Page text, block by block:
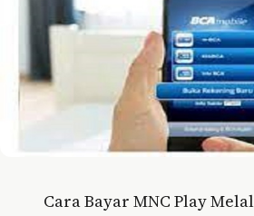
Cara Bayar MNC Play